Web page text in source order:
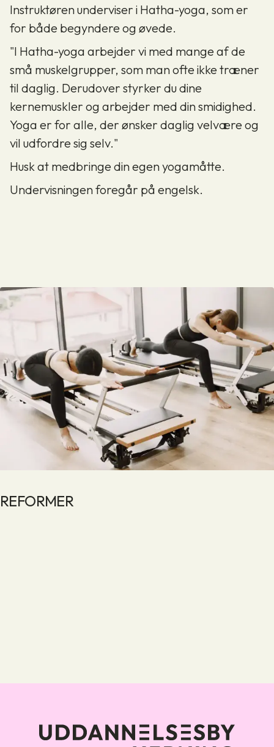
Instruktøren underviser i Hatha-yoga, som er
for både begyndere og øvede.
"I Hatha-yoga arbejder vi med mange af de
små muskelgrupper, som man ofte ikke træner
til daglig. Derudover styrker du dine
kernemuskler og arbejder med din smidighed.
Yoga er for alle, der ønsker daglig velvære og
vil udfordre sig selv."
Husk at medbringe din egen yogamåtte.
Undervisningen foregår på engelsk.
REFORMER